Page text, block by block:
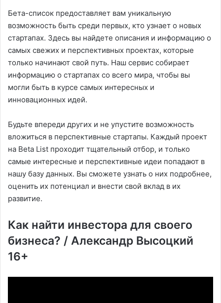
Бета-список предоставляет вам уникальную
возможность быть среди первых, кто узнает о новых
стартапах. Здесь вы найдете описания и информацию о
самых свежих и перспективных проектах, которые
только начинают свой путь. Наш сервис собирает
информацию о стартапах со всего мира, чтобы вы
могли быть в курсе самых интересных и
инновационных идей.
Будьте впереди других и не упустите возможность
вложиться в перспективные стартапы. Каждый проект
на Beta List проходит тщательный отбор, и только
самые интересные и перспективные идеи попадают в
нашу базу данных. Вы сможете узнать о них подробнее,
оценить их потенциал и внести свой вклад в их
развитие.
Как найти инвестора для своего
бизнеса? / Александр Высоцкий
16+